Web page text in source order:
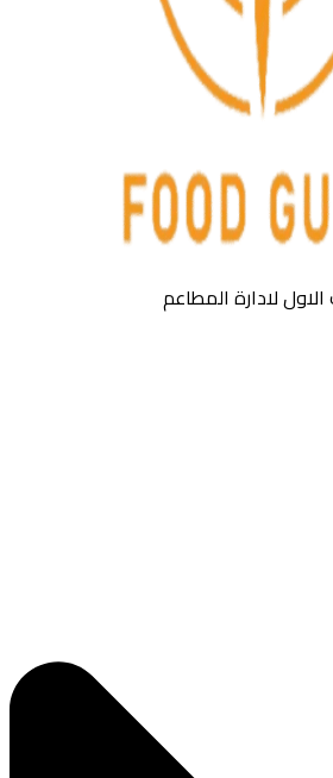
لادارة المطاعم